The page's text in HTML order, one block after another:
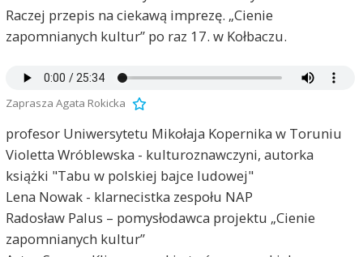
Raczej przepis na ciekawą imprezę. „Cienie
zapomnianych kultur” po raz 17. w Kołbaczu.
Zaprasza Agata Rokicka
profesor Uniwersytetu Mikołaja Kopernika w Toruniu
Violetta Wróblewska - kulturoznawczyni, autorka
książki "Tabu w polskiej bajce ludowej"
Lena Nowak - klarnecistka zespołu NAP
Radosław Palus – pomysłodawca projektu „Cienie
zapomnianych kultur”